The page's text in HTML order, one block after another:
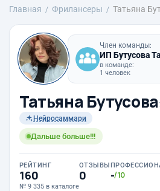
Главная Фрилансеры Татьяна
Член команды:
ИП Бутусова
в команде:
1 человек
Татьяна Бутусова
Нейросаммари
Дальше больше!!!
РЕЙТИНГ
160
№ 9 335 в каталоге
ОТЗЫВЫ
0 -/10